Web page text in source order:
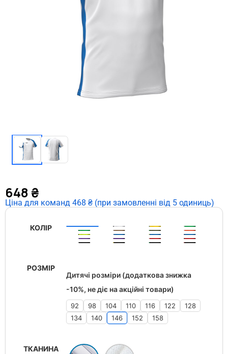
648 ₴
Ціна для команд 468 ₴ (при замовленні від 5 одиниць)
КОЛІР
РОЗМІР
Дитячі розміри (додаткова знижка
-10%, не діє на акційні товари)
92 98 104 110 116 122
128
134
140 146 152 158
ТКАНИНА